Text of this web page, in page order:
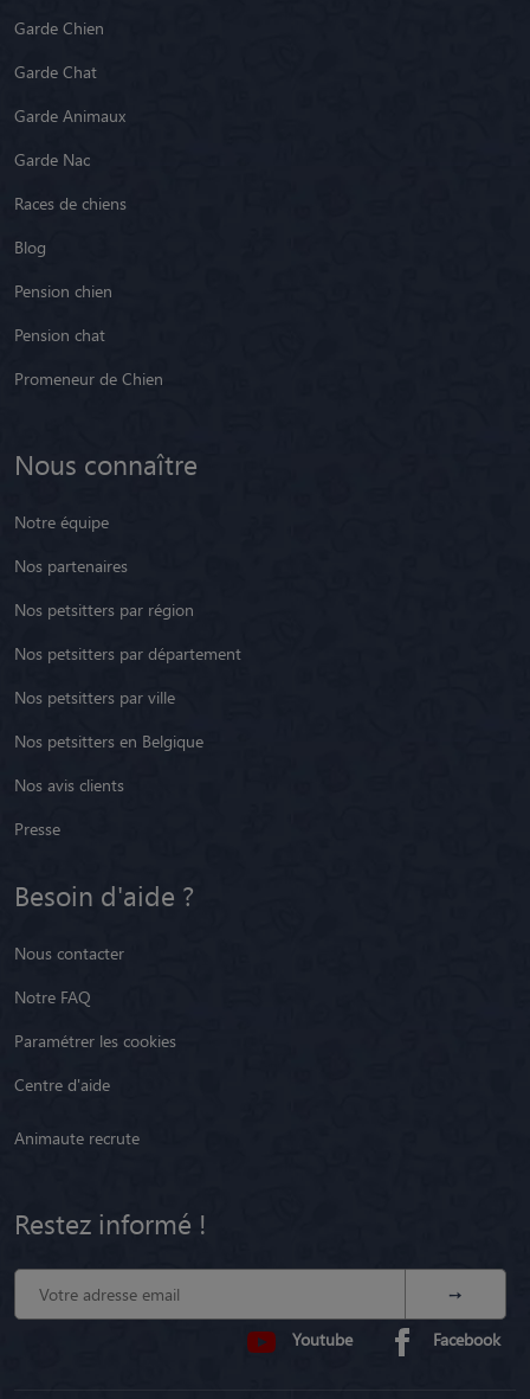
Garde Chien
Garde Chat
Garde Animaux
Garde Nac
Races de chiens
Blog
Pension chien
Pension chat
Promeneur de Chien
Nous connaître
Notre équipe
Nos partenaires
Nos petsitters par région
Nos petsitters par département
Nos petsitters par ville
Nos petsitters en Belgique
Nos avis clients
Presse
Besoin d'aide ?
Nous contacter
Notre FAQ
Paramétrer les cookies
Centre d'aide
Animaute recrute
Restez informé !
Youtube Facebook